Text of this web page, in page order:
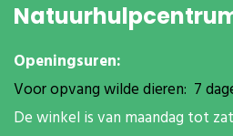
Openingsuren:
Voor opvang wilde dieren: 7
De winkel is van maandag tot